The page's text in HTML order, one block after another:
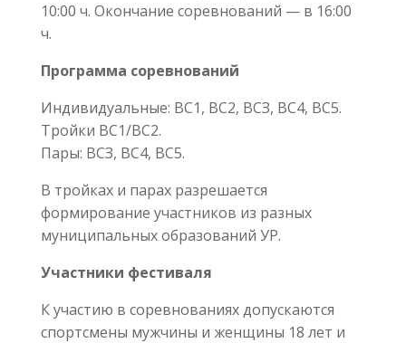
10:00 ч. Окончание соревнований — в 16:00
ч.
Программа соревнований
Индивидуальные: ВС1, ВС2, ВСЗ, ВС4, ВС5.
Тройки ВС1/ВС2.
Пары: ВСЗ, ВС4, ВС5.
В тройках и парах разрешается
формирование участников из разных
муниципальных образований УР.
Участники фестиваля
К участию в соревнованиях допускаются
спортсмены мужчины и женщины 18 лет и